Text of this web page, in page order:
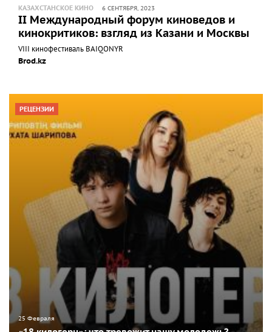
КАЗАХСТАНСКОЕ КИНО 6 СЕНТЯБРЯ, 2023
II Международный форум киноведов и
кинокритиков: взгляд из Казани и Москвы
VIII кинофестиваль BAIQONYR
Brod.kz
РЕЦЕНЗИИ
25 Февраля